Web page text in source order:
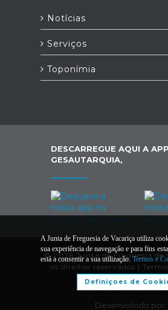
Notícias
Serviços
Toponímia
DESCARREGUE AQUI A APP
GESAUTARQUIA,
© 2026 Junta de Freguesia de
os direitos reservados |
Desenvolvido por:
A Junta de Freguesia de Vacariça utiliza
sua experiência de navegação e para fins
está a consentir a sua utilização. Termos e
Definiçoes de